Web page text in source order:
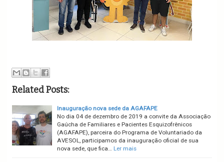
Related Posts:
Inauguração nova sede da AGAFAPE
No dia 04 de dezembro de 2019 a convite da Associação
Gaúcha de Familiares e Pacientes Esquizofrênicos
(AGAFAPE), parceira do Programa de Voluntariado da
AVESOL, participamos da inauguração oficial de sua
nova sede, que fica… Ler mais